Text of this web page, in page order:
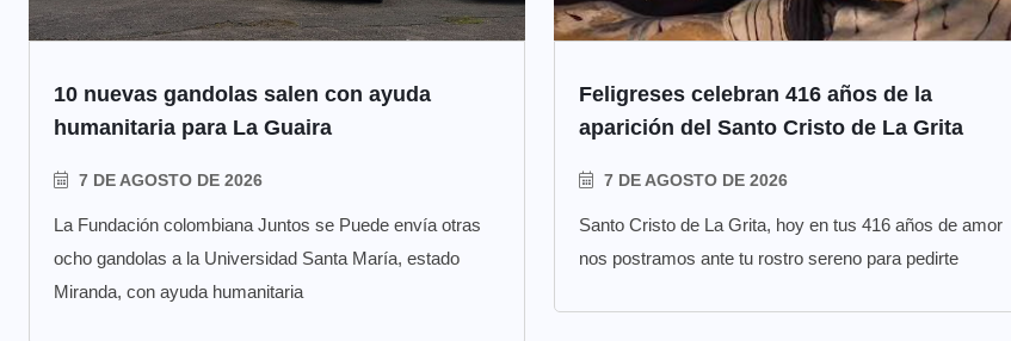
10 nuevas gandolas salen con ayuda
humanitaria para La Guaira
7 DE AGOSTO DE 2026
La Fundación colombiana Juntos se Puede envía otras
ocho gandolas a la Universidad Santa María, estado
Miranda, con ayuda humanitaria
Feligreses celebran 416 años de la
aparición del Santo Cristo de La Grita
7 DE AGOSTO DE 2026
Santo Cristo de La Grita, hoy en tus 416 años de amor
nos postramos ante tu rostro sereno para pedirte